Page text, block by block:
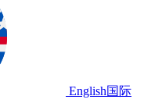
English国际